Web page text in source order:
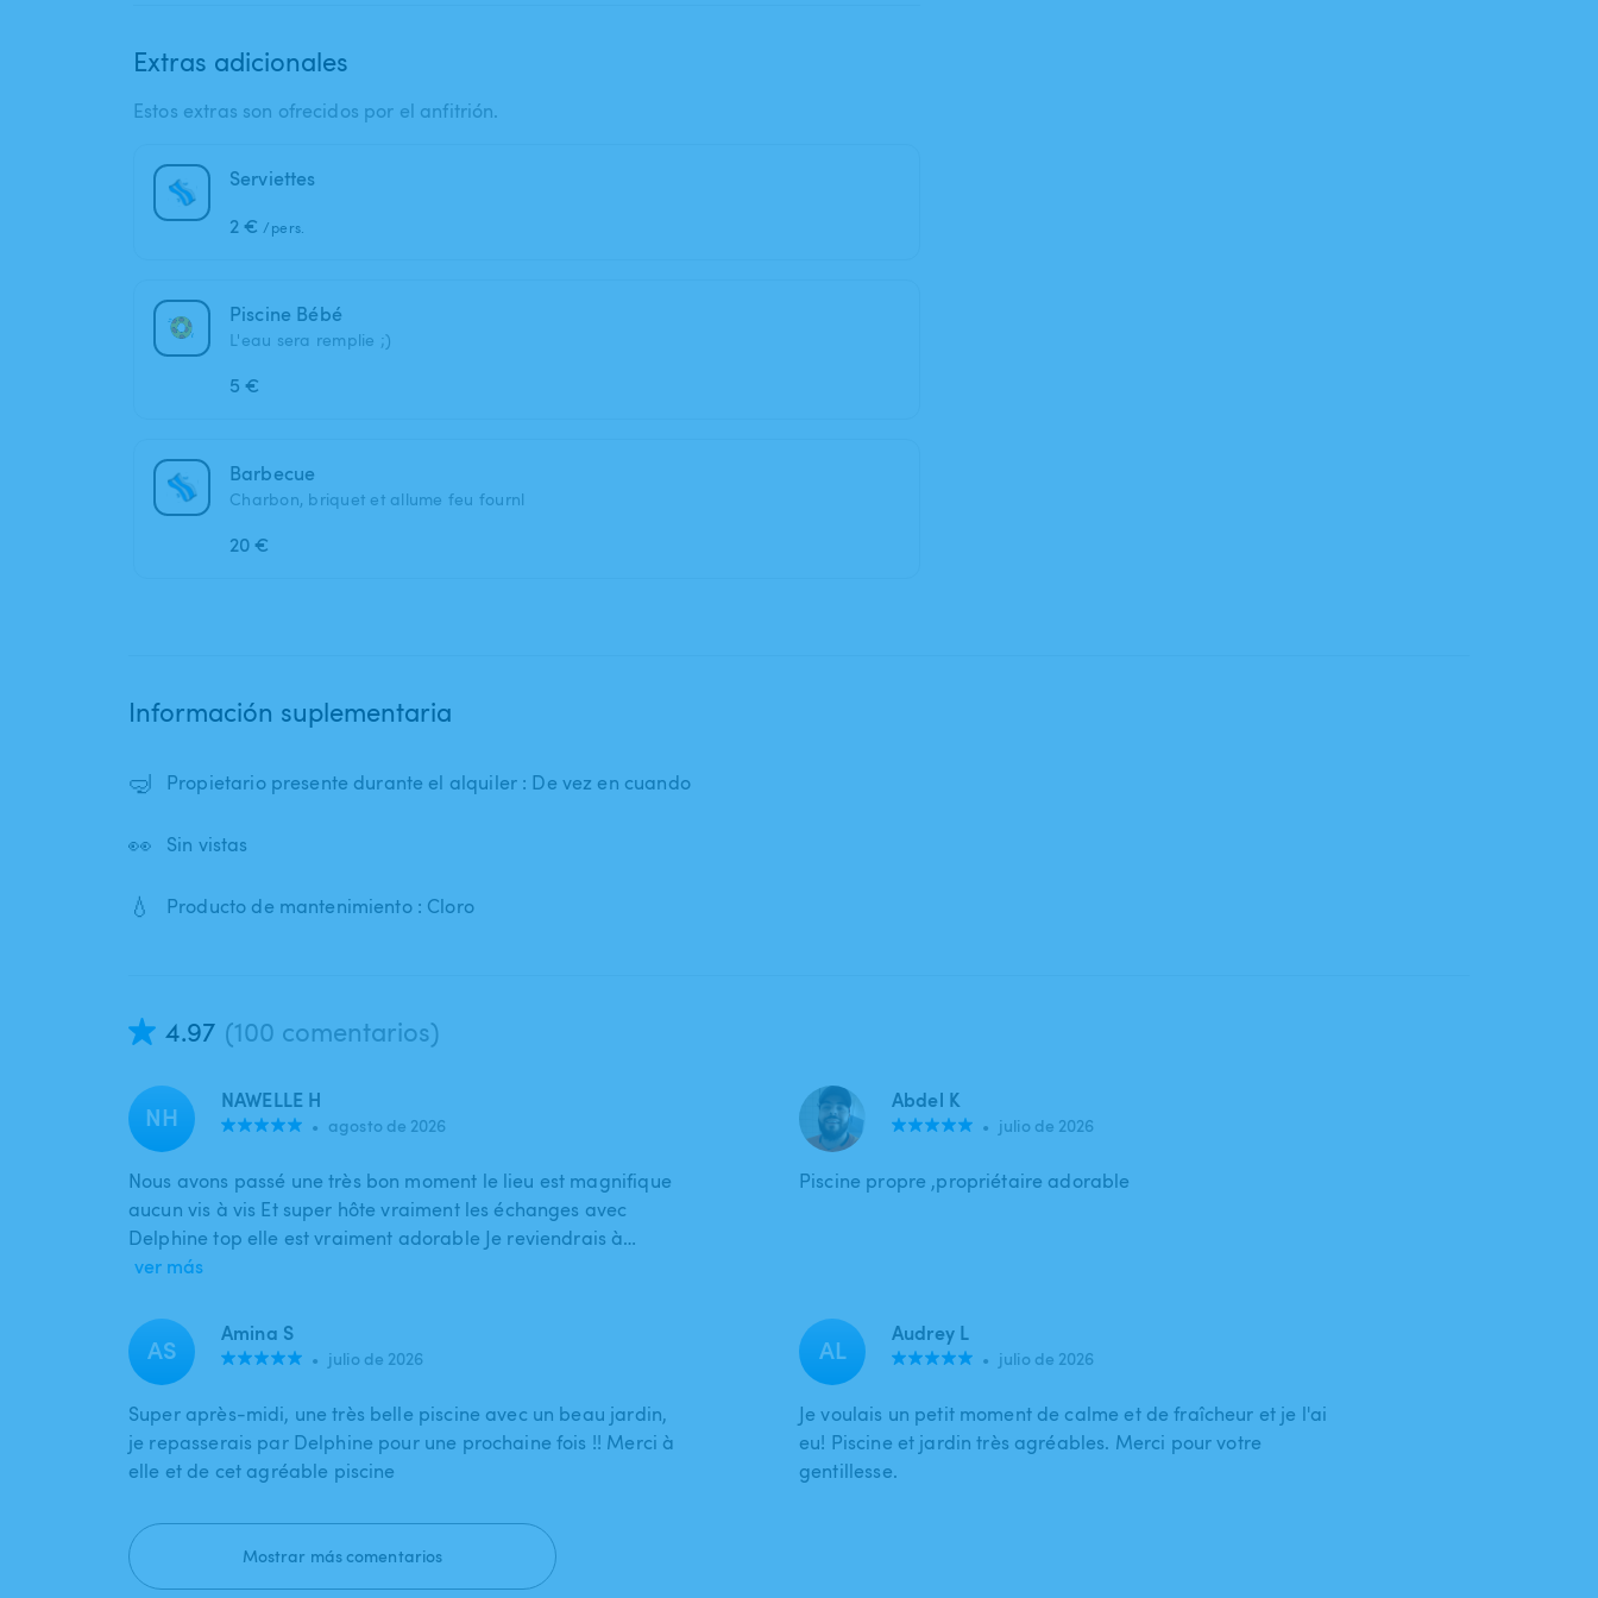
Extras adicionales
Estos extras son ofrecidos por el anfitrión.
Serviettes
2 € /pers.
Piscine Bébé
L'eau sera remplie ;)
5 €
Barbecue
Charbon, briquet et allume feu fournl
20 €
Información suplementaria
🤿 Propietario presente durante el alquiler : De vez en cuando
👀 Sin vistas
💧 Producto de mantenimiento : Cloro
4.97 (100 comentarios)
NH NAWELLE H
• agosto de 2026
Nous avons passé une très bon moment le lieu est magnifique
aucun vis à vis Et super hôte vraiment les échanges avec
Delphine top elle est vraiment adorable Je reviendrais à…
ver más
Abdel K
• julio de 2026
Piscine propre ,propriétaire adorable
AS Amina S
• julio de 2026
Super après-midi, une très belle piscine avec un beau jardin,
je repasserais par Delphine pour une prochaine fois !! Merci à
elle et de cet agréable piscine
AL Audrey L
• julio de 2026
Je voulais un petit moment de calme et de fraîcheur et je l'ai
eu! Piscine et jardin très agréables. Merci pour votre
gentillesse.
Mostrar más comentarios